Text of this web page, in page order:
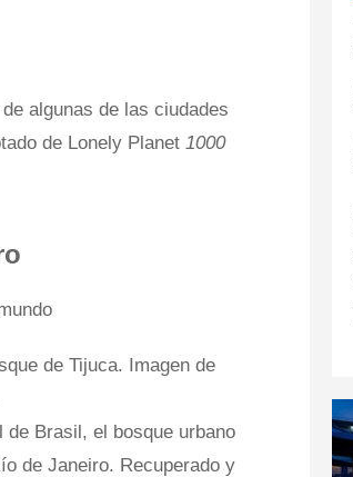
algunas de las ciudades
de Lonely Planet 1000
de Tijuca. Imagen de
de Brasil, el bosque urbano
de Janeiro. Recuperado y